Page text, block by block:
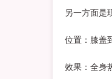
另一方面是
位置：膝盖
效果：全身